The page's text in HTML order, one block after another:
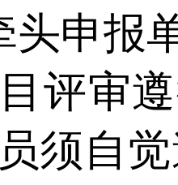
头申报
目评审
须自